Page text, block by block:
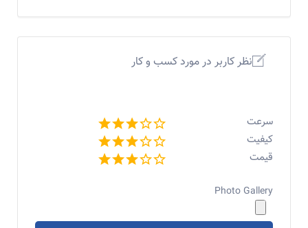
نظر کاربر در مورد کسب و کار
سرعت
کیفیت
قیمت
Photo Gallery